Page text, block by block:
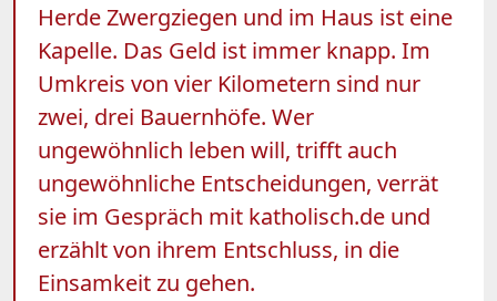
Herde Zwergziegen und im Haus ist eine
Kapelle. Das Geld ist immer knapp. Im
Umkreis von vier Kilometern sind nur
zwei, drei Bauernhöfe. Wer
ungewöhnlich leben will, trifft auch
ungewöhnliche Entscheidungen, verrät
sie im Gespräch mit katholisch.de und
erzählt von ihrem Entschluss, in die
Einsamkeit zu gehen.